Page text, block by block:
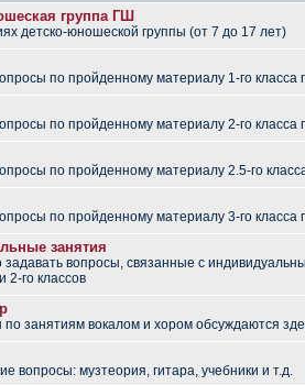
группа ГШ
детско-юношеской группы (от 7 до 17 лет)
по пройденному материалу 1-го класса
по пройденному материалу 2-го класса
по пройденному материалу 2.5-го
по пройденному материалу 3-го класса
занятия
задавать вопросы, связанные с
2-го классов
по занятиям вокалом и хором обсуждаются
вопросы: музтеория, гитара, учебники и т.д.